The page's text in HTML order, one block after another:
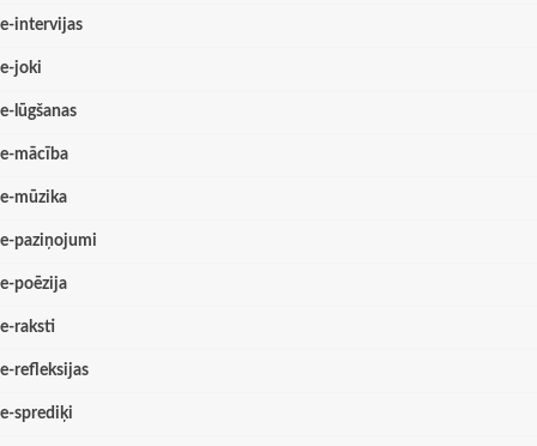
e-intervijas
e-joki
e-lūgšanas
e-mācība
e-mūzika
e-paziņojumi
e-poēzija
e-raksti
e-refleksijas
e-sprediķi